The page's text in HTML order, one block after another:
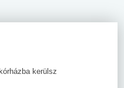
kerülsz